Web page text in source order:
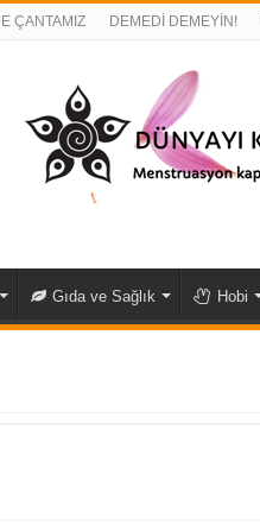
ÇANTAMIZ DEMEDİ DEMEYİN!
Gıda ve Sağlık Hobi